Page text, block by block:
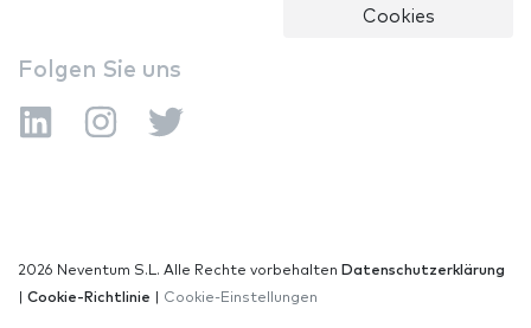
Cookies
Folgen Sie uns
2026 Neventum S.L. Alle Rechte vorbehalten Datenschutzerklärung
Cookie-Richtlinie Cookie-Einstellungen